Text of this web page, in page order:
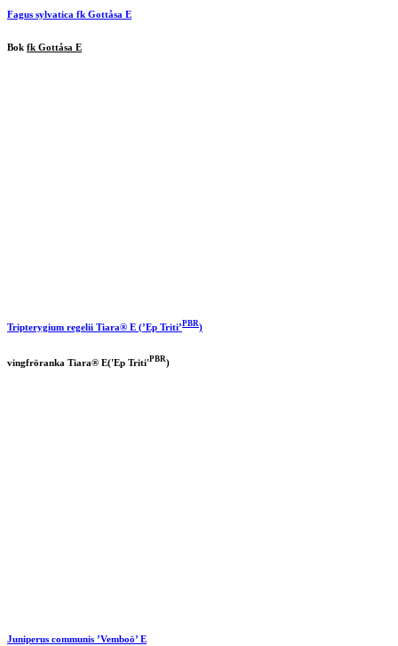
Fagus sylvatica fk Gottåsa E
Bok fk Gottåsa E
Tripterygium regelii Tiara® E (’Ep Triti’PBR)
vingfröranka Tiara® E('Ep Triti'PBR)
Juniperus communis ’Vemboö’ E